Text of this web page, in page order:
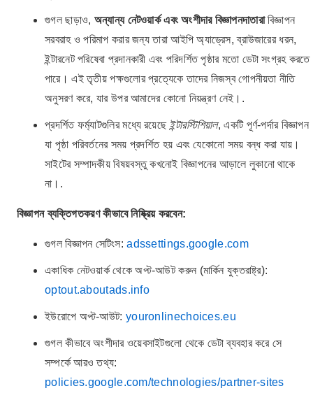
গুগল ছাড়াও, অন্যান্য নেটওয়ার্ক এবং অংশীদার বিজ্ঞাপনদাতারাবিজ্ঞাপন
সরবরাহ ও পরিমাপ করার জন্য তারা আইপি অ্যাড্রেস, ব্রাউজারের ধরন,
ইন্টারনেট পরিষেবা প্রদানকারী এবং পরিদর্শিত পৃষ্ঠার মতো ডেটা সংগ্রহ করতে
পারে। এই তৃতীয় পক্ষগুলোর প্রত্যেকে তাদের নিজস্ব গোপনীয়তা নীতি
অনুসরণ করে, যার উপর আমাদের কোনো নিয়ন্ত্রণ নেই।.
প্রদর্শিত ফর্ম্যাটগুলির মধ্যে রয়েছে ইন্টারস্টিশিয়াল, একটি পূর্ণ-পর্দার বিজ্ঞাপন
যা পৃষ্ঠা পরিবর্তনের সময় প্রদর্শিত হয় এবং যেকোনো সময় বন্ধ করা যায়।
সাইটের সম্পাদকীয় বিষয়বস্তু কখনোই বিজ্ঞাপনের আড়ালে লুকানো থাকে
না।.
বিজ্ঞাপন ব্যক্তিগতকরণ কীভাবে নিষ্ক্রিয় করবেন:
গুগল বিজ্ঞাপন সেটিংস:adssettings.google.com
একাধিক নেটওয়ার্ক থেকে অপ্ট-আউট করুন (মার্কিন যুক্তরাষ্ট্র):
optout.aboutads.info
ইউরোপে অপ্ট-আউট: youronlinechoices.eu
গুগল কীভাবে অংশীদার ওয়েবসাইটগুলো থেকে ডেটা ব্যবহার করে সে
সম্পর্কে আরও তথ্য:
policies.google.com/technologies/partner-sites